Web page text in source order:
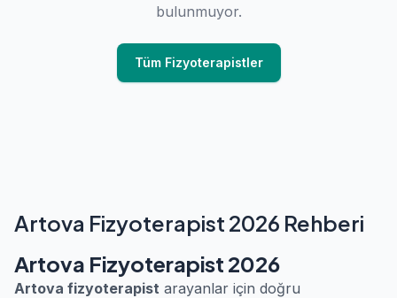
bulunmuyor.
Tüm Fizyoterapistler
Artova Fizyoterapist 2026 Rehberi
Artova Fizyoterapist 2026
Artova fizyoterapist arayanlar için doğru